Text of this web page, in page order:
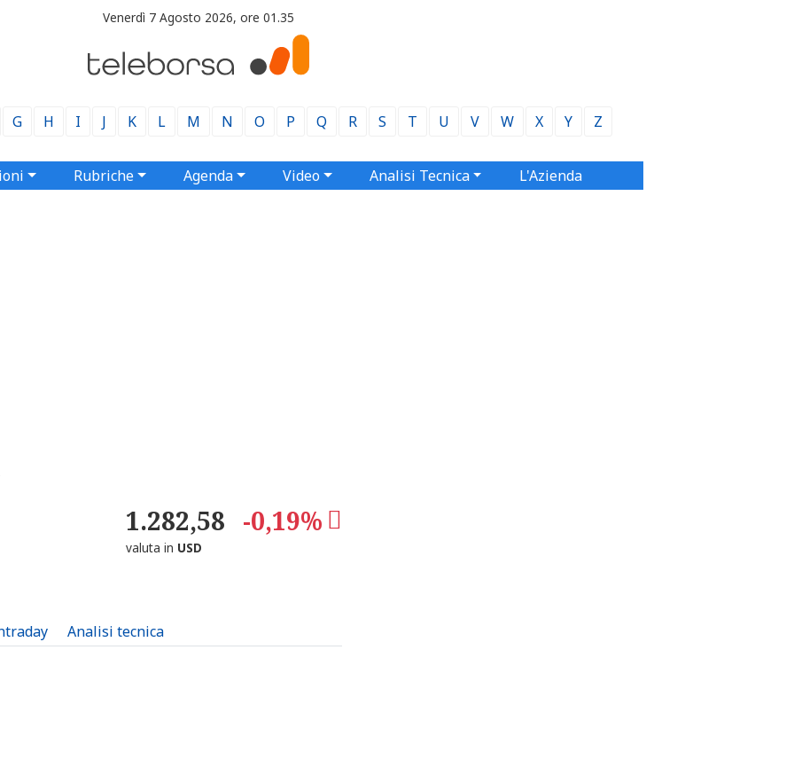
Venerdì 7 Agosto 2026, ore 01.35
G H I J K L M N O P Q R S T U V W X Y Z
Rubriche Agenda Video Analisi Tecnica L'Azienda
1.282,58 -0,19%
valuta in USD
Analisi tecnica